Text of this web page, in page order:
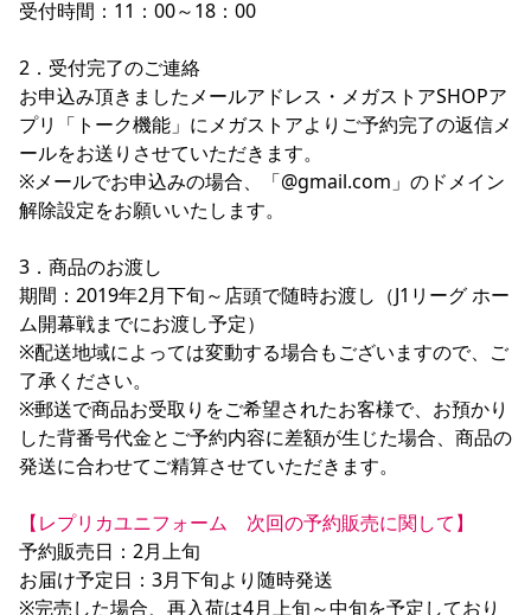
受付時間：11：00～18：00
2．受付完了のご連絡
お申込み頂きましたメールアドレス・メガストアSHOPア
プリ「トーク機能」にメガストアよりご予約完了の返信メ
ールをお送りさせていただきます。
※メールでお申込みの場合、「@gmail.com」のドメイン
解除設定をお願いいたします。
3．商品のお渡し
期間：2019年2月下旬～店頭で随時お渡し（J1リーグ ホー
ム開幕戦までにお渡し予定）
※配送地域によっては変動する場合もございますので、ご
了承ください。
※郵送で商品お受取りをご希望されたお客様で、お預かり
した背番号代金とご予約内容に差額が生じた場合、商品の
発送に合わせてご精算させていただきます。
【レプリカユニフォーム　次回の予約販売に関して】
予約販売日：2月上旬
お届け予定日：3月下旬より随時発送
※完売した場合、再入荷は4月上旬～中旬を予定しており